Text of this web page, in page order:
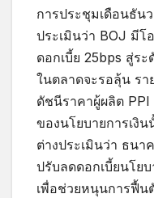
การประชุมเดือนธัน
ประเมินว่า BOJ มี
ดอกเบี้ย 25bps สู่ร
ในตลาดจะรอลุ้น รา
ดัชนีราคาผู้ผลิต
ของนโยบายการเงิ
ต่างประเมินว่า ธนา
ปรับลดดอกเบี้ยนโย
เพื่อช่วยหนุนการฟื้น